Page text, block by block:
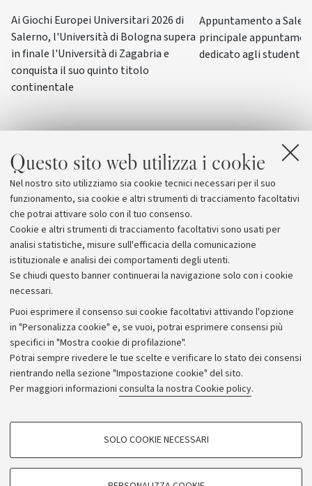
Questo sito web utilizza i cookie
Nel nostro sito utilizziamo sia cookie tecnici necessari per il suo
funzionamento, sia cookie e altri strumenti di tracciamento facoltativi
che potrai attivare solo con il tuo consenso.
Cookie e altri strumenti di tracciamento facoltativi sono usati per
analisi statistiche, misure sull'efficacia della comunicazione
istituzionale e analisi dei comportamenti degli utenti.
Se chiudi questo banner continuerai la navigazione solo con i cookie
necessari.
Puoi esprimere il consenso sui cookie facoltativi attivando l'opzione
in "Personalizza cookie" e, se vuoi, potrai esprimere consensi più
specifici in "Mostra cookie di profilazione".
Potrai sempre rivedere le tue scelte e verificare lo stato dei consensi
rientrando nella sezione "Impostazione cookie" del sito.
Per maggiori informazioni consulta la nostra Cookie policy.
COOKIE DI PROFILAZIONE - FACOLTATIVI
SOLO COOKIE NECESSARI
Ai Giochi Europei Universitari 2026 di
Salerno, l'Università di Bologna supera
in finale l'Università di Zagabria e
conquista il suo quinto titolo
continentale
Appuntamento a
principale
dedicato agli
Archivio
Comunicati stampa
Redazione
Rassegna stampa